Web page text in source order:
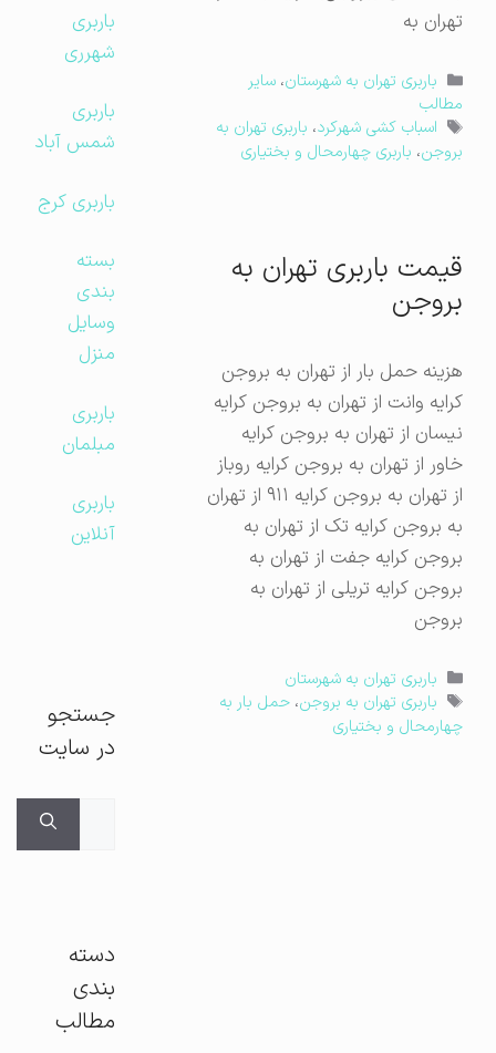
تهران به
دسته‌ها
باربری تهران به شهرستان،سایر
مطالب
برچسب‌ها
اسباب کشی شهرکرد،باربری تهران به
بروجن،باربری چهارمحال و بختیاری
قیمت باربری تهران به
بروجن
هزینه حمل بار از تهران به بروجن
کرایه وانت از تهران به بروجن کرایه
نیسان از تهران به بروجن کرایه
خاور از تهران به بروجن کرایه روباز
از تهران به بروجن کرایه ۹۱۱ از تهران
به بروجن کرایه تک از تهران به
بروجن کرایه جفت از تهران به
بروجن کرایه تریلی از تهران به
بروجن
دسته‌ها
باربری تهران به شهرستان
برچسب‌ها
باربری تهران به بروجن،حمل بار به
چهارمحال و بختیاری
باربری
شهرری
باربری
شمس آباد
باربری کرج
بسته
بندی
وسایل
منزل
باربری
مبلمان
باربری
آنلاین
جستجو
در سایت
دسته
بندی
مطالب